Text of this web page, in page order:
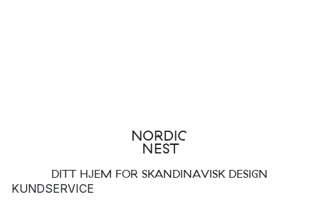
DITT HJEM FOR SKANDINAVISK DESIGN
KUNDSERVICE